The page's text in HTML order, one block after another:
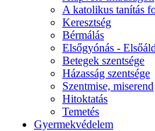
A katolikus tanítás
Keresztség
Bérmálás
Elsőgyónás -
Betegek szentsége
Házasság szentsége
Szentmise, miserend
Hitoktatás
Temetés
Gyermekvédelem